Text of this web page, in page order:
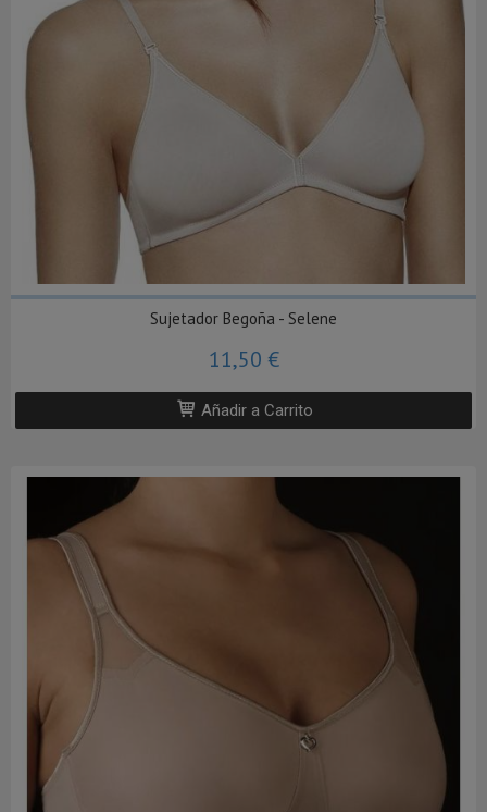
Sujetador Begoña - Selene
11,50 €
Añadir a Carrito